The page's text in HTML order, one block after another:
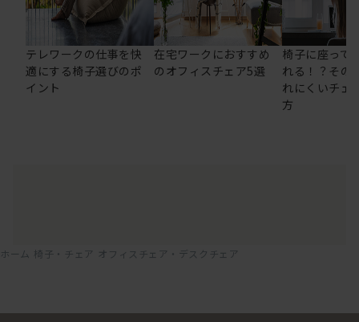
テレワークの仕事を快
適にする椅子選びのポ
イント
在宅ワークにおすすめ
のオフィスチェア5選
椅子に座って
れる！？その
れにくいチェ
方
ホーム 椅子・チェア オフィスチェア・デスクチェア